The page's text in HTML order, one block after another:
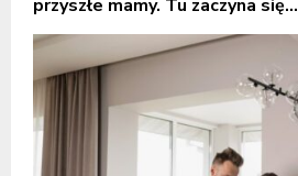
przyszłe mamy. Tu zaczyna się...